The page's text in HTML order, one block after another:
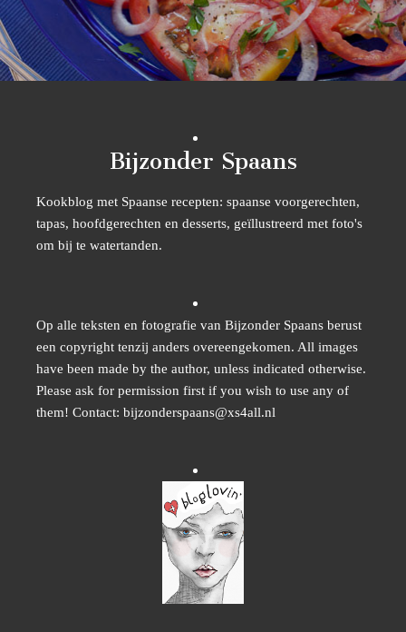
Bijzonder Spaans
Kookblog met Spaanse recepten: spaanse voorgerechten,
tapas, hoofdgerechten en desserts, geïllustreerd met foto's
om bij te watertanden.
Op alle teksten en fotografie van Bijzonder Spaans berust
een copyright tenzij anders overeengekomen. All images
have been made by the author, unless indicated otherwise.
Please ask for permission first if you wish to use any of
them! Contact: bijzonderspaans@xs4all.nl